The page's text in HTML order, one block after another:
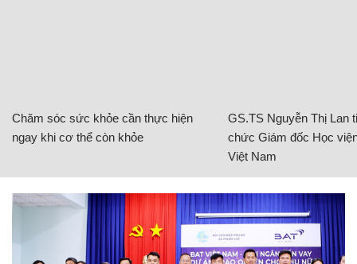
Chăm sóc sức khỏe cần thực hiện
ngay khi cơ thể còn khỏe
GS.TS Nguyễn Thị Lan
chức Giám đốc Học
Việt Nam